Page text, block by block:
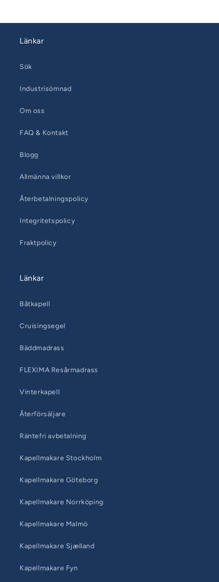
Länkar
Sök
Industrisömnad
Om oss
FAQ & Kontakt
Blogg
Allmänna villkor
Återbetalningspolicy
Integritetspolicy
Fraktpolicy
Länkar
Båtkapell
Cruisingsegel
Bäddmadrass
FLEXIMA Resårmadrass
Vinterkapell
Återförsäljare
Räntefri avbetalning
Kapellmakare Stockholm
Kapellmakare Göteborg
Kapellmakare Norrköping
Kapellmakare Malmö
Kapellmakare Sjælland
Kapellmakare Fyn